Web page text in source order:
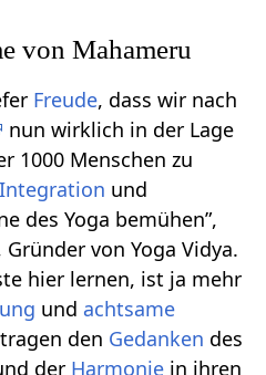
von Mahameru
Freude, dass wir nach
nun wirklich in der Lage
1000 Menschen zu
Integration und
des Yoga bemühen”,
von Yoga Vidya.
hier lernen, ist ja mehr
und achtsame
den Gedanken des
der Harmonie in ihren